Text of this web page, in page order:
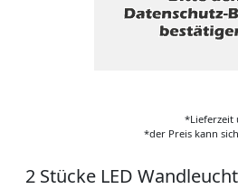
*Lieferzeit
*der Preis kann
2 Stücke LED